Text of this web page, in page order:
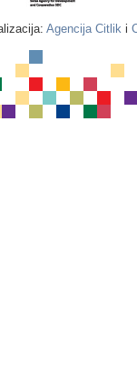
Agencija Citlik i